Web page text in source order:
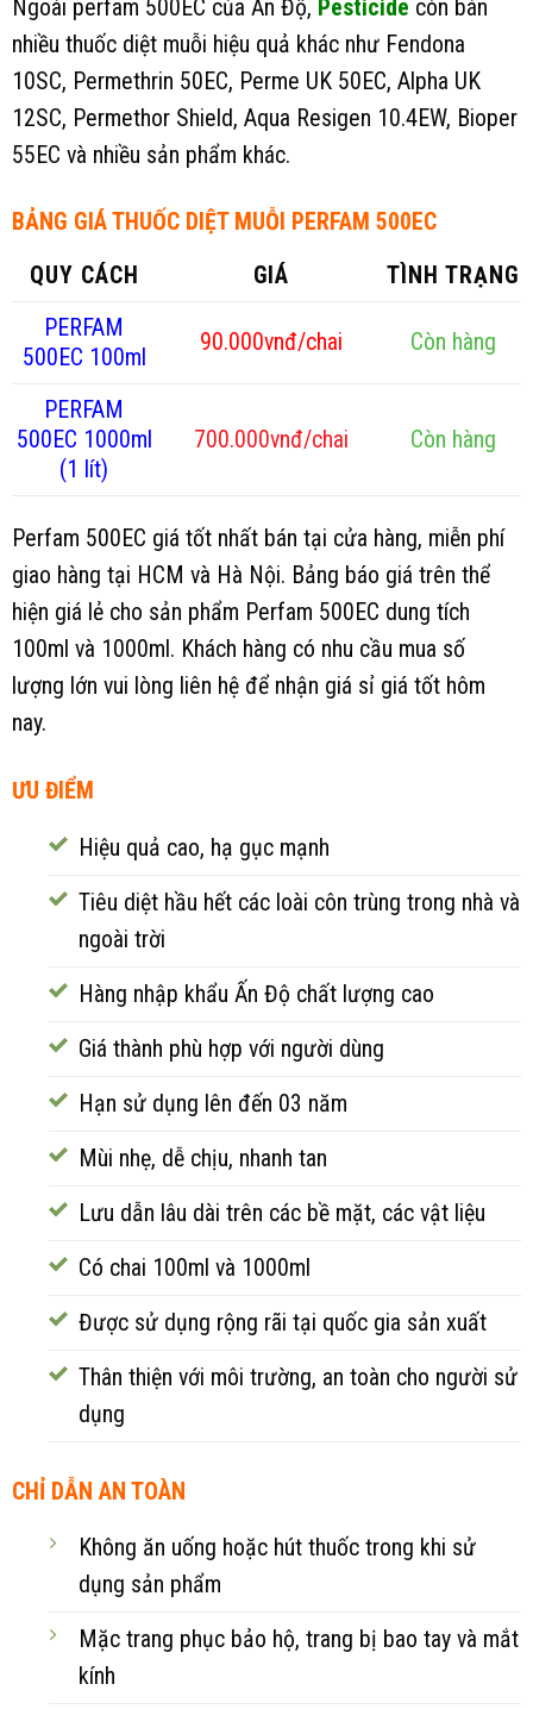
Ngoài perfam 500EC của Ấn Độ, Pesticide còn bán
nhiều thuốc diệt muỗi hiệu quả khác như Fendona
10SC, Permethrin 50EC, Perme UK 50EC, Alpha UK
12SC, Permethor Shield, Aqua Resigen 10.4EW, Bioper
55EC và nhiều sản phẩm khác.
BẢNG GIÁ THUỐC DIỆT MUỖI PERFAM 500EC
QUY CÁCH
GIÁ
TÌNH TRẠNG
PERFAM
500EC 100ml
90.000vnđ/chai Còn hàng
PERFAM
500EC 1000ml
(1 lít)
700.000vnđ/chai Còn hàng
Perfam 500EC giá tốt nhất bán tại cửa hàng, miễn phí
giao hàng tại HCM và Hà Nội. Bảng báo giá trên thể
hiện giá lẻ cho sản phẩm Perfam 500EC dung tích
100ml và 1000ml. Khách hàng có nhu cầu mua số
lượng lớn vui lòng liên hệ để nhận giá sỉ giá tốt hôm
nay.
ƯU ĐIỂM
Hiệu quả cao, hạ gục mạnh
Tiêu diệt hầu hết các loài côn trùng trong nhà và
ngoài trời
Hàng nhập khẩu Ấn Độ chất lượng cao
Giá thành phù hợp với người dùng
Hạn sử dụng lên đến 03 năm
Mùi nhẹ, dễ chịu, nhanh tan
Lưu dẫn lâu dài trên các bề mặt, các vật liệu
Có chai 100ml và 1000ml
Được sử dụng rộng rãi tại quốc gia sản xuất
Thân thiện với môi trường, an toàn cho người sử
dụng
CHỈ DẪN AN TOÀN
Không ăn uống hoặc hút thuốc trong khi sử
dụng sản phẩm
Mặc trang phục bảo hộ, trang bị bao tay và mắt
kính